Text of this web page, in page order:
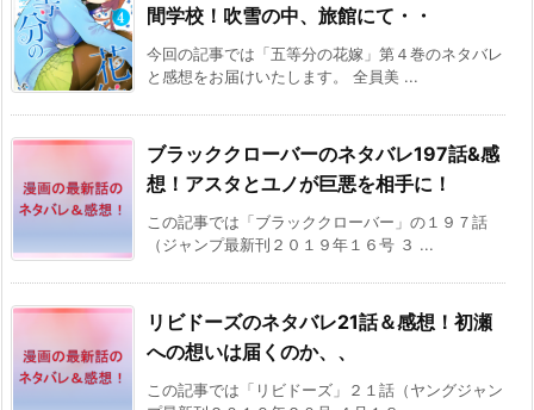
間学校！吹雪の中、旅館にて・・
今回の記事では「五等分の花嫁」第４巻のネタバレ
と感想をお届けいたします。 全員美 ...
ブラッククローバーのネタバレ197話&感
想！アスタとユノが巨悪を相手に！
この記事では「ブラッククローバー」の１９７話
（ジャンプ最新刊２０１９年１６号 ３ ...
リビドーズのネタバレ21話＆感想！初瀬
への想いは届くのか、、
この記事では「リビドーズ」２１話（ヤングジャン